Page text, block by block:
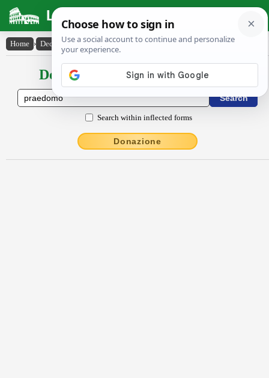
Latin Dictionary
Home › Declensions / Conjugations › praedŏmo
Declensions / Conjugations latin
Search within inflected forms
Donazione